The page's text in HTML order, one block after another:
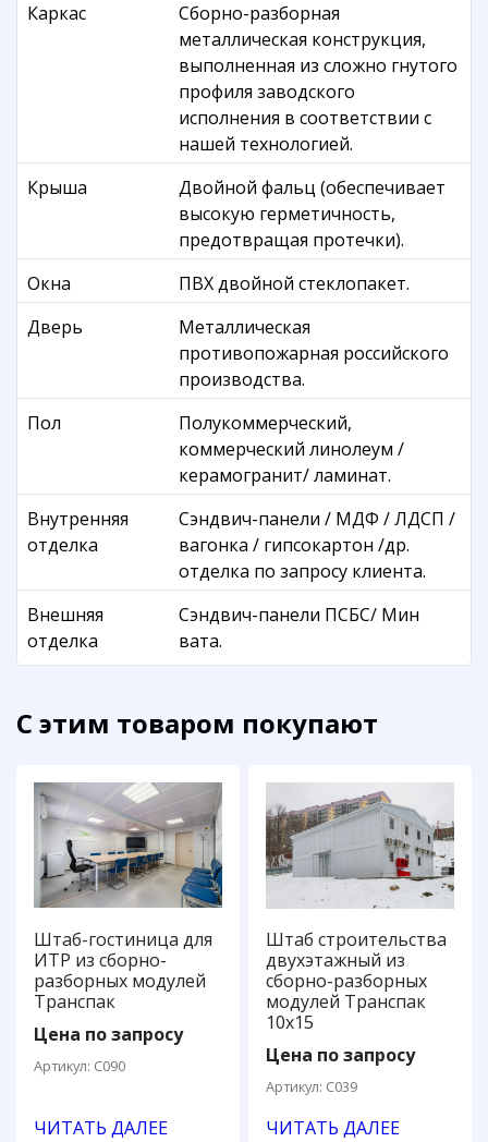
Каркас
Сборно-разборная
металлическая конструкция,
выполненная из сложно гнутого
профиля заводского
исполнения в соответствии с
нашей технологией.
Крыша
Двойной фальц (обеспечивает
высокую герметичность,
предотвращая протечки).
Окна
ПВХ двойной стеклопакет.
Дверь
Металлическая
противопожарная российского
производства.
Пол
Полукоммерческий,
коммерческий линолеум /
керамогранит/ ламинат.
Внутренняя
отделка
Сэндвич-панели / МДФ / ЛДСП /
вагонка / гипсокартон /др.
отделка по запросу клиента.
Внешняя
отделка
Сэндвич-панели ПСБС/ Мин
вата.
С этим товаром покупают
Штаб-гостиница для
ИТР из сборно-
разборных модулей
Транспак
Цена по запросу
Артикул: С090
ЧИТАТЬ ДАЛЕЕ
Штаб строительства
двухэтажный из
сборно-разборных
модулей Транспак
10х15
Цена по запросу
Артикул: С039
ЧИТАТЬ ДАЛЕЕ